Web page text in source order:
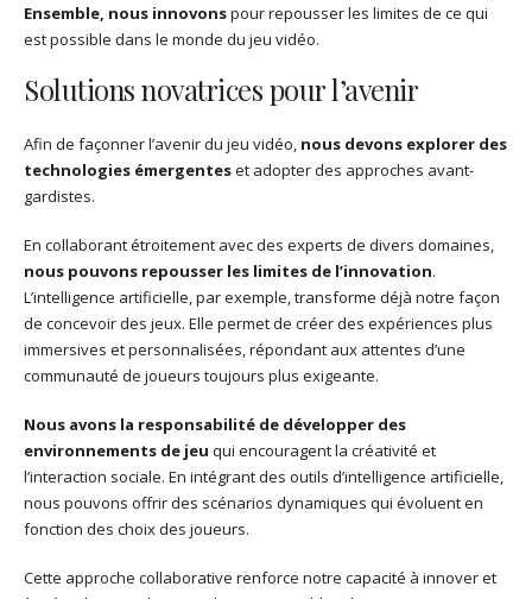
Ensemble, nous innovonspour repousser les limites de ce qui
est possible dans le monde du jeu vidéo.
Solutions novatrices pour l’avenir
Afin de façonner l’avenir du jeu vidéo, nous devons explorer des
technologies émergenteset adopter des approches avant-
gardistes.
En collaborant étroitement avec des experts de divers domaines,
nous pouvons repousser les limites de l’innovation.
L’intelligence artificielle, par exemple, transforme déjà notre façon
de concevoir des jeux. Elle permet de créer des expériences plus
immersives et personnalisées, répondant aux attentes d’une
communauté de joueurs toujours plus exigeante.
Nous avons la responsabilité de développer des
environnements de jeu qui encouragent la créativité et
l’interaction sociale. En intégrant des outils d’intelligence artificielle,
nous pouvons offrir des scénarios dynamiques qui évoluent en
fonction des choix des joueurs.
Cette approche collaborative renforce notre capacité à innover et